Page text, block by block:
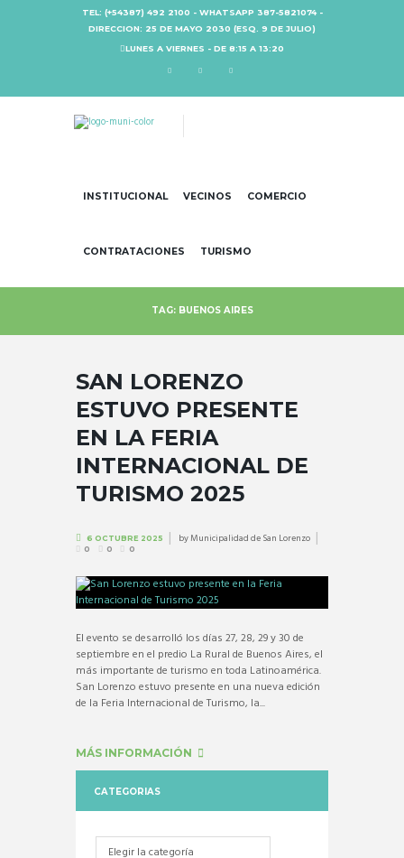
TEL: (+54387) 492 2100 - WHATSAPP 387-5821074 -
DIRECCION: 25 DE MAYO 2030 (ESQ. 9 DE JULIO)
LUNES A VIERNES - DE 8:15 A 13:20
INSTITUCIONAL VECINOS COMERCIO
CONTRATACIONES TURISMO
TAG: BUENOS AIRES
SAN LORENZO
ESTUVO PRESENTE
EN LA FERIA
INTERNACIONAL DE
TURISMO 2025
6 OCTUBRE 2025 byMunicipalidad de San Lorenzo
0 0 0
El evento se desarrolló los días 27, 28, 29 y 30 de
septiembre en el predio La Rural de Buenos Aires, el
más importante de turismo en toda Latinoamérica.
San Lorenzo estuvo presente en una nueva edición
de la Feria Internacional de Turismo, la...
MÁS INFORMACIÓN
CATEGORIAS
Categorias